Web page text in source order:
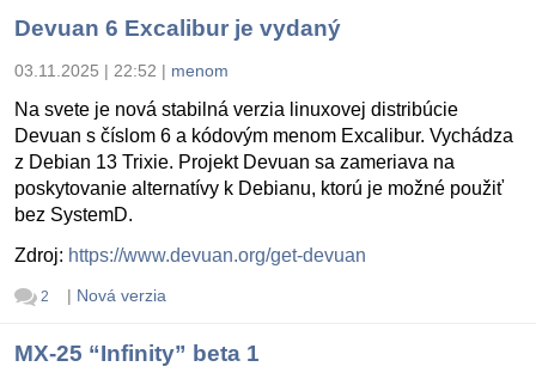
Devuan 6 Excalibur je vydaný
03.11.2025 | 22:52 | menom
Na svete je nová stabilná verzia linuxovej distribúcie
Devuan s číslom 6 a kódovým menom Excalibur. Vychádza
z Debian 13 Trixie. Projekt Devuan sa zameriava na
poskytovanie alternatívy k Debianu, ktorú je možné použiť
bez SystemD.
Zdroj: https://www.devuan.org/get-devuan
2 | Nová verzia
MX-25 “Infinity” beta 1